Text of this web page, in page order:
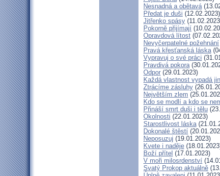
Nesnadná a obětavá
Předat je duši (12.02.2023)
Jitřenko spásy
Pokorně přijímají
Opravdová lítost
Nevyčerpatelné požehnání
Pravá křesťanská láska
Vypravuj o své práci
Pravdivá pokora
Odpor (29.01.2023)
Každá vlastnost vypadá
Ztrácíme zásluhy
Největším zlem
Kdo se modlí a kdo se
Přináší smrt duši i tělu
Okolnosti (22.01.2023)
Starostlivost láska
Dokonalé štěstí
Neposuzuj (19.01.2023)
Kvete i naděje
Boží přítel (17.01.2023)
V moři milosrdenství
Svatý Prokop aktuálně